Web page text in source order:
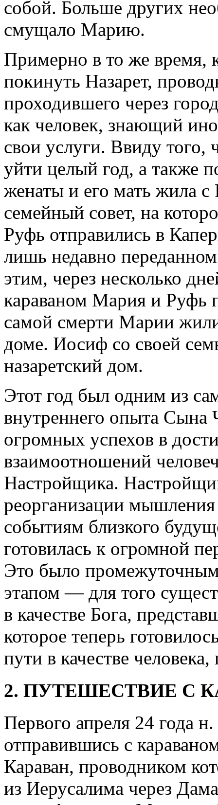
собой. Больше других
смущало Марию.
Примерно в то же время,
покинуть Назарет,
проходившего через
как человек, знающий
свои услуги. Ввиду того,
уйти целый год, а также
женаты и его мать жила
семейный совет, на
Руфь отправились в
лишь недавно
этим, через несколько
караваном Мария и Руфь
самой смерти Марии
доме. Иосиф со своей
назаретский дом.
Этот год был одним из
внутреннего опыта Сына
огромных успехов в
взаимоотношений
Настройщика.
реорганизации мышления
событиям близкого
готовилась к огромной
Это было
этапом — для того
в качестве Бога,
которое теперь
пути в качестве
2. ПУТЕШЕСТВИЕ С
Первого апреля 24 года
отправившись с
Караван, проводником
из Иерусалима через